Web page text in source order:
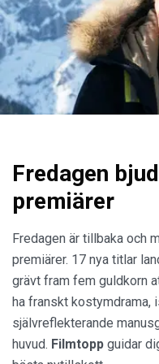
Fredagen
premiärer
Fredagen är tillbaka och
premiärer. 17 nya titlar
grävt fram fem guldkorn
ha franskt kostymdrama,
självreflekterande
huvud. Filmtopp guidar